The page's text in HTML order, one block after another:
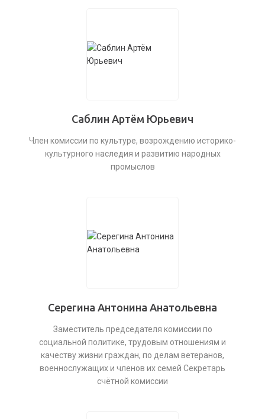
Саблин Артём Юрьевич
Член комиссии по культуре, возрождению историко-
культурного наследия и развитию народных
промыслов
Серегина Антонина Анатольевна
Заместитель председателя комиссии по
социальной политике, трудовым отношениям и
качеству жизни граждан, по делам ветеранов,
военнослужащих и членов их семей Секретарь
счётной комиссии